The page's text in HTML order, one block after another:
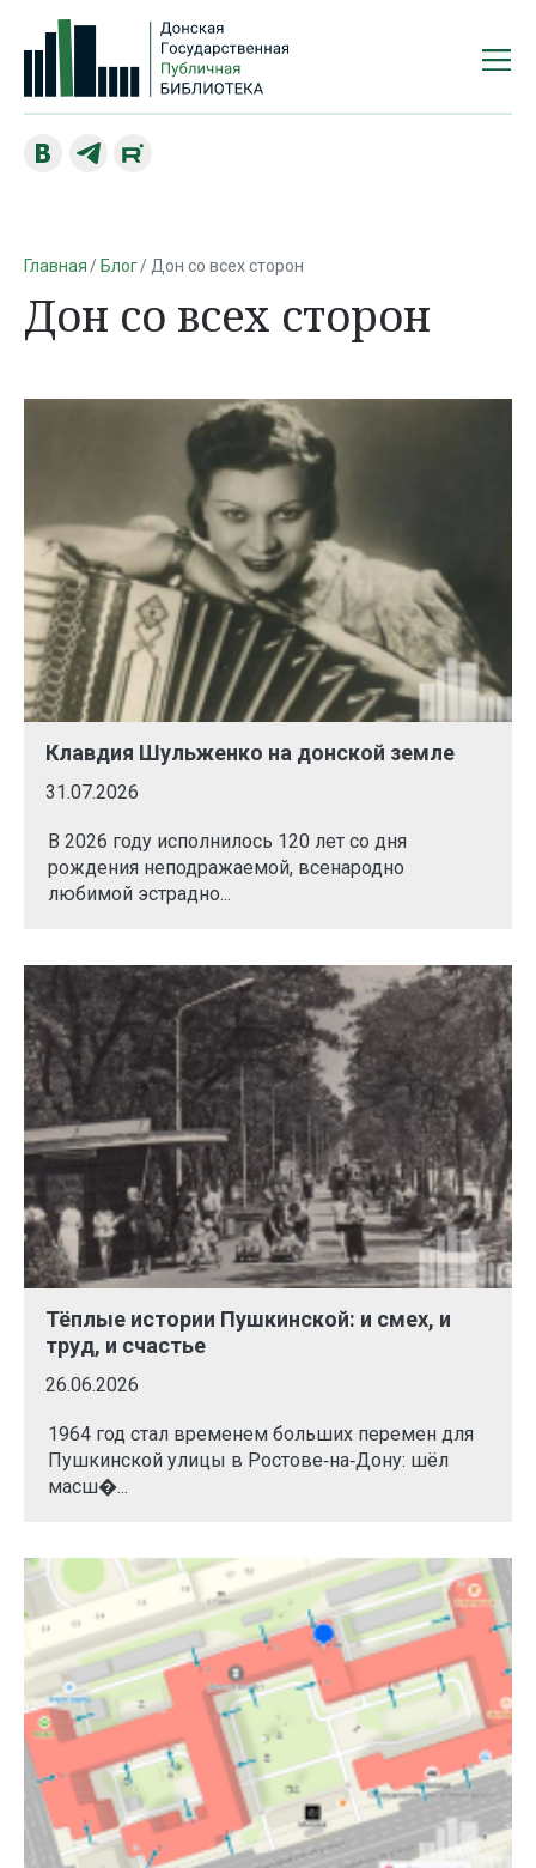
Главная Блог Дон со всех сторон
Дон со всех сторон
Клавдия Шульженко на донской земле
31.07.2026
В 2026 году исполнилось 120 лет со дня
рождения неподражаемой, всенародно
любимой эстрадно...
Тёплые истории Пушкинской: и смех, и
труд, и счастье
26.06.2026
1964 год стал временем больших перемен для
Пушкинской улицы в Ростове‑на‑Дону: шёл
масш�...